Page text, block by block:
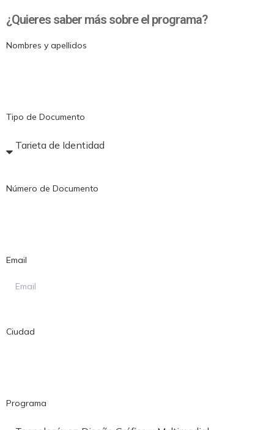
¿Quieres saber más sobre el programa?
Nombres y apellidos
Tipo de Documento
Número de Documento
Email
Ciudad
Programa